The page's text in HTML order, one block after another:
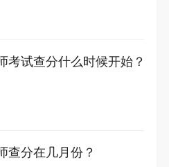
考试查分什么时候开始？
查分在几月份？